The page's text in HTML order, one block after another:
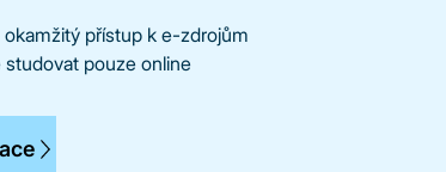
přístup k e-zdrojům
pouze online